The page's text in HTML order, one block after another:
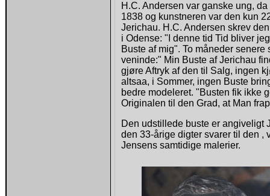
H.C. Andersen var ganske ung,
1838 og kunstneren var den kun
Jerichau. H.C. Andersen skrev
i Odense: "I denne tid Tid bliver
Buste af mig". To måneder
veninde:" Min Buste af Jerichau
gjøre Aftryk af den til Salg, ingen
altsaa, i Sommer, ingen Buste
bedre modeleret. "Busten fik ikke
Originalen til den Grad, at Man
Den udstillede buste er angiveligt
den 33-årige digter svarer til den ,
Jensens samtidige malerier.